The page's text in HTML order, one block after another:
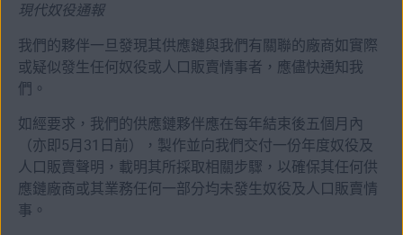
現代奴役通報
我們的夥伴一旦發現其供應鏈與我們有關聯的廠商如實際
或疑似發生任何奴役或人口販賣情事者，應儘快通知我
們。
如經要求，我們的供應鏈夥伴應在每年結束後五個月內
（亦即5月31日前），製作並向我們交付一份年度奴役及
人口販賣聲明，載明其所採取相關步驟，以確保其任何供
應鏈廠商或其業務任何一部分均未發生奴役及人口販賣情
事。